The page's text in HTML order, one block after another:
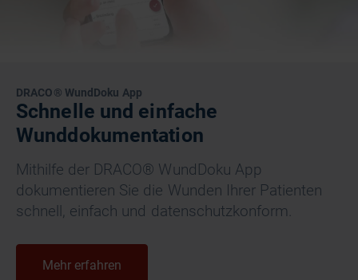
DRACO® WundDoku App
Schnelle und einfache
Wunddokumentation
Mithilfe der DRACO® WundDoku App
dokumentieren Sie die Wunden Ihrer Patienten
schnell, einfach und datenschutzkonform.
Mehr erfahren